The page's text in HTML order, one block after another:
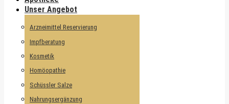
Unser Angebot
Arzneimittel Reservierung
Impfberatung
Kosmetik
Homöopathie
Schüssler Salze
Nahrungsergänzung